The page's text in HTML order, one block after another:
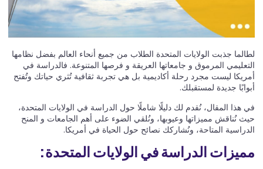
لطالما جذبت الولايات المتحدة الطلاب من جميع أنحاء العالم بفضل نظامها
التعليمي المرموق و جامعاتها العريقة و فرصها المتنوعة. فالدراسة في
أمريكا ليست مجرد رحلة أكاديمية بل هي تجربة ثقافية تُثري حياتك وتُفتح
أبوابًا جديدة لمستقبلك.
في هذا المقال، نُقدم لك دليلًا شاملًا حول الدراسة في الولايات المتحدة،
حيث نُناقش مميزاتها وعيوبها، ونُلقي الضوء على أهم الجامعات و المنح
الدراسية المتاحة، ونُشاركك نصائح حول الحياة في أمريكا.
مميزات الدراسة في الولايات المتحدة: